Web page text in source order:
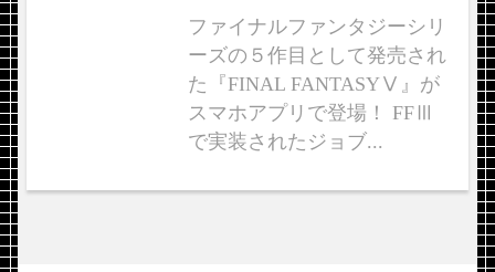
ファイナルファンタジーシリ
ーズの５作目として発売され
た『FINAL FANTASYⅤ』が
スマホアプリで登場！ FFⅢ
で実装されたジョブ...